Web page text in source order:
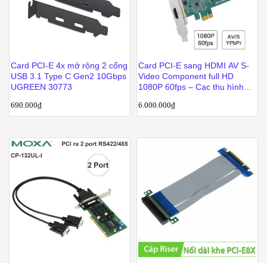
Card PCI-E 4x mở rộng 2 cổng
USB 3.1 Type C Gen2 10Gbps
UGREEN 30773
690.000₫
Card PCI-E sang HDMI AV S-
Video Component full HD
1080P 60fps – Cạc thu hình
AverMedia CL311-M2
6.000.000₫